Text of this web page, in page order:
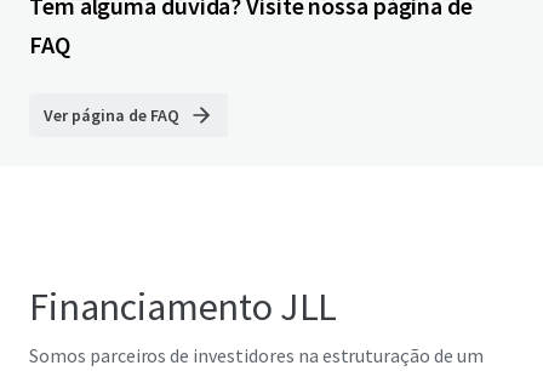
FAQ
Ver página de FAQ
Financiamento JLL
Somos parceiros de investidores na estruturação de um